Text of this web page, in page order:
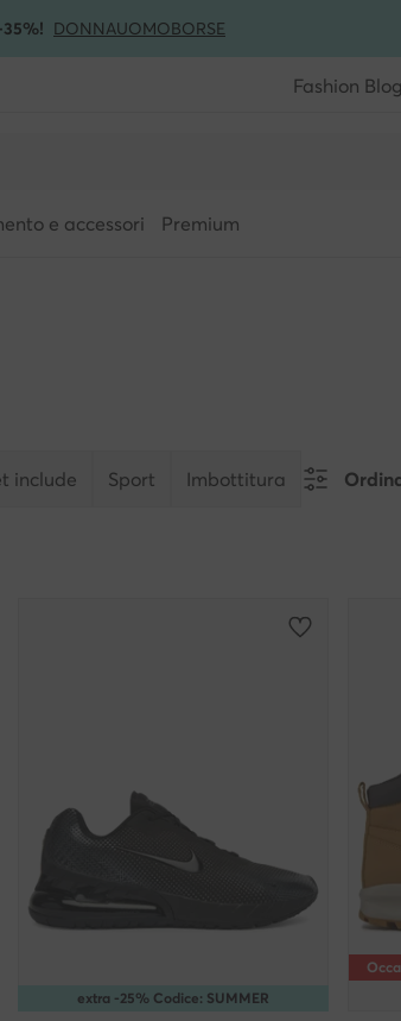
DONNAUOMOBORSE
Fashion Blog
e accessori Premium
include Sport Imbottitura
extra -25% Codice: SUMMER